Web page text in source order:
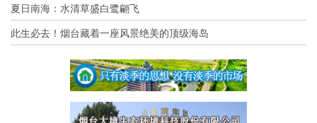
夏日南海：水清草盛白鹭翩飞
此生必去！烟台藏着一座风景绝美的顶级海岛